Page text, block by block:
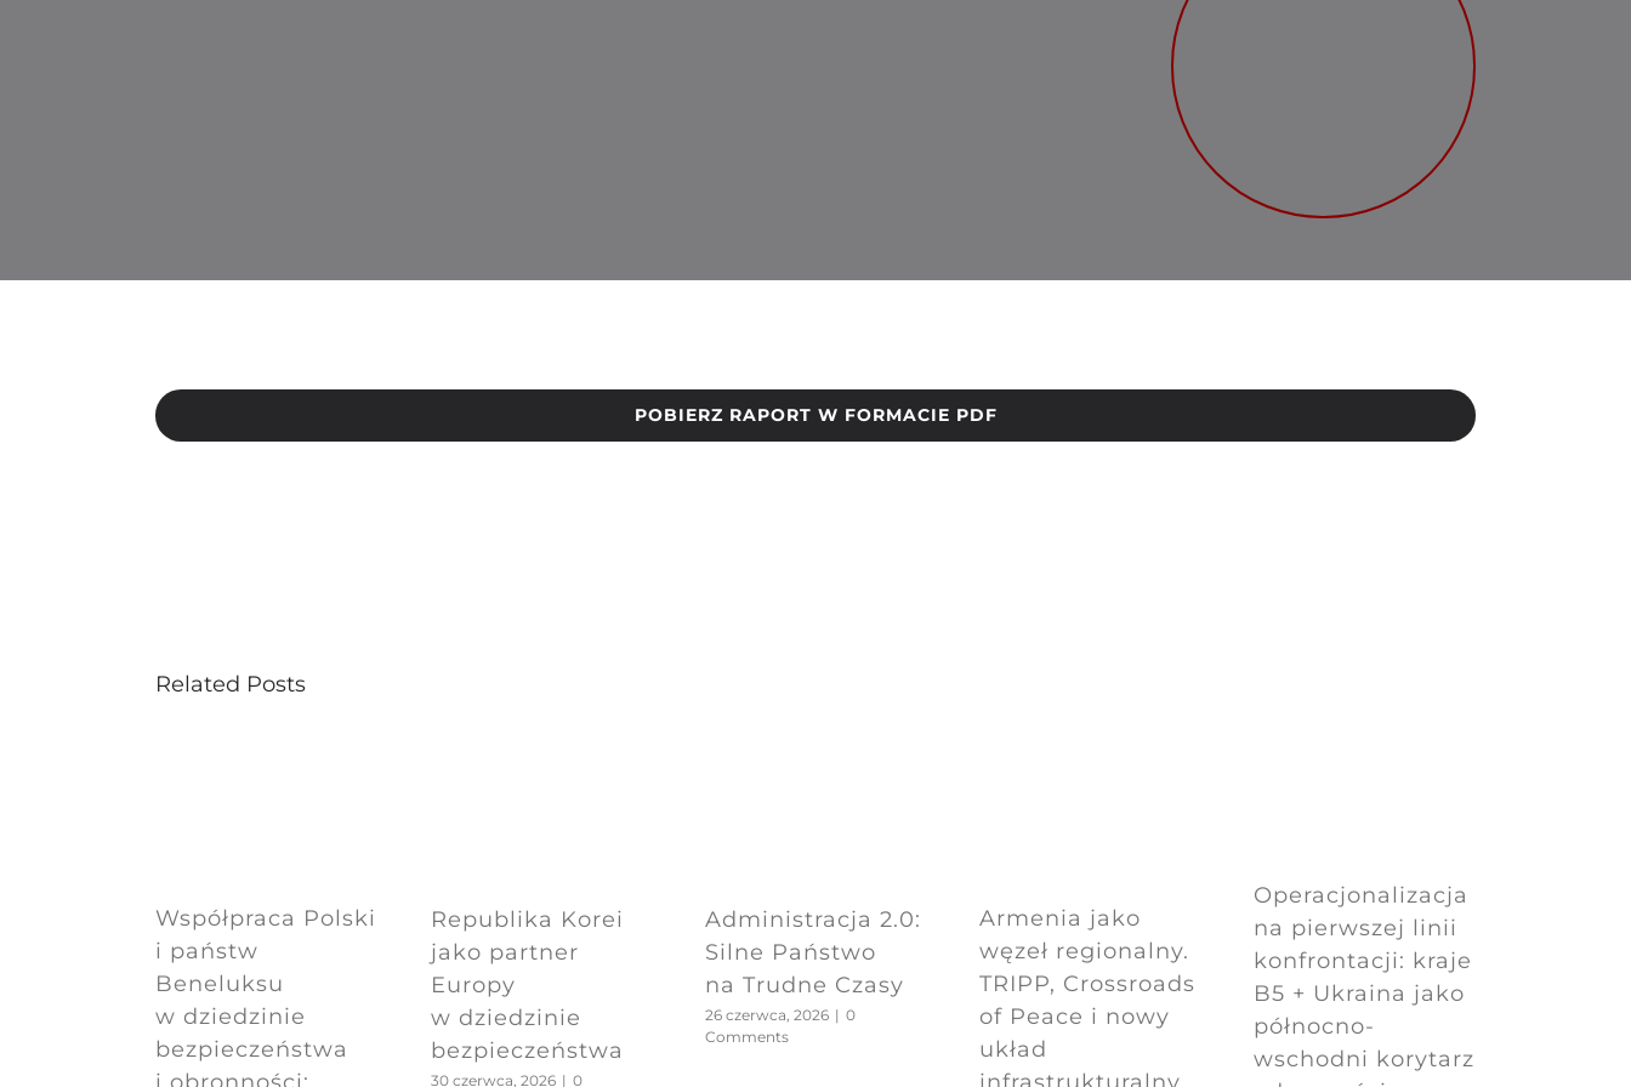
POBIERZ RAPORT W FORMACIE PDF
Related Posts
Współpraca Polski
i państw
Beneluksu
w dziedzinie
bezpieczeństwa
Republika Korei
jako partner
Europy
w dziedzinie
bezpieczeństwa
30 czerwca, 2026 | 0
Administracja 2.0:
Silne Państwo
na Trudne Czasy
26 czerwca, 2026 | 0
Comments
Armenia jako
węzeł regionalny.
TRIPP, Crossroads
of Peace i nowy
układ
Operacjonalizacja
na pierwszej linii
konfrontacji: kraje
B5 + Ukraina jako
północno-
wschodni korytarz